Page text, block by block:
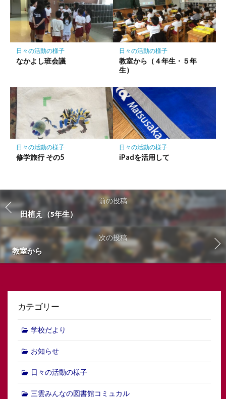
日々の活動の様子
なかよし班会議
日々の活動の様子
教室から（４年生・５年
生）
日々の活動の様子
修学旅行 その5
日々の活動の様子
iPadを活用して
前の投稿
田植え（5年生）
次の投稿
教室から
カテゴリー
学校だより
お知らせ
日々の活動の様子
三雲みんなの図書館コミュカル